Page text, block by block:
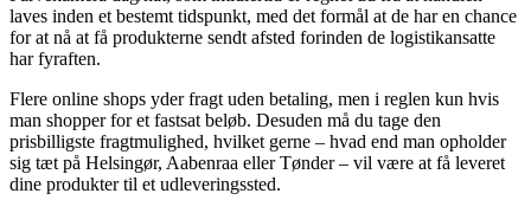
laves inden et bestemt tidspunkt, med det formål at de har en chance
for at nå at få produkterne sendt afsted forinden de logistikansatte
har fyraften.
Flere online shops yder fragt uden betaling, men i reglen kun hvis
man shopper for et fastsat beløb. Desuden må du tage den
prisbilligste fragtmulighed, hvilket gerne – hvad end man opholder
sig tæt på Helsingør, Aabenraa eller Tønder – vil være at få leveret
dine produkter til et udleveringssted.